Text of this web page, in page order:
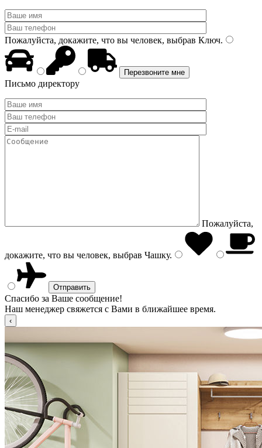
Пожалуйста, докажите, что вы человек, выбрав Ключ.
Письмо директору
Пожалуйста,
докажите, что вы человек, выбрав Чашку.
Спасибо за Ваше сообщение!
Наш менеджер свяжется с Вами в ближайшее время.